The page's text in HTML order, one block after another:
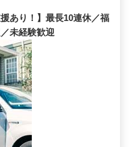
あり！】最長10連休／福
未経験歓迎